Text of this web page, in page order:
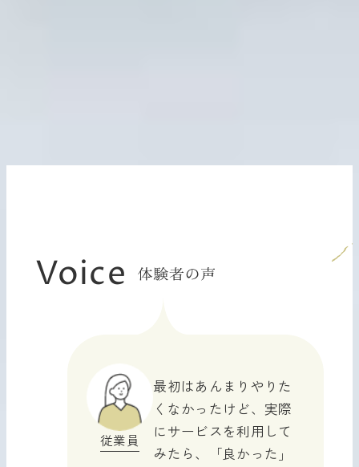
Voice
体験者の声体験者の声
従業員
最初はあんまりやりた
くなかったけど、実際
にサービスを利用して
みたら、「良かった」